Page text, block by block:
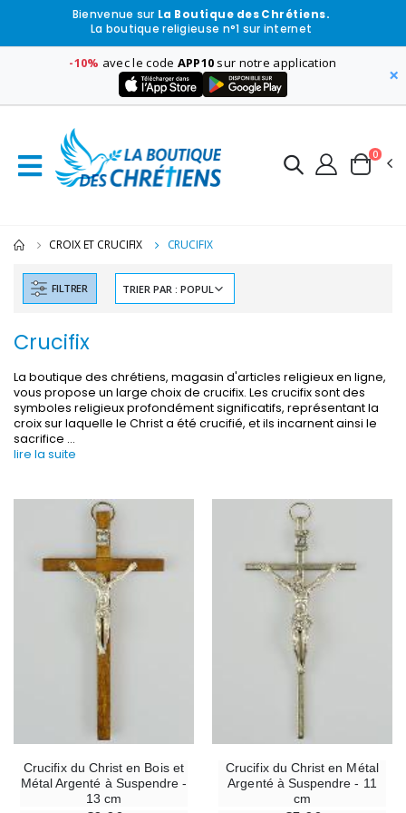
Bienvenue sur La Boutique des Chrétiens.
La boutique religieuse n°1 sur internet
-10% avec le code APP10 sur notre application
×
0
CROIX ET CRUCIFIX CRUCIFIX
FILTRER
Crucifix
La boutique des chrétiens, magasin d'articles religieux en ligne,
vous propose un large choix de crucifix. Les crucifix sont des
symboles religieux profondément significatifs, représentant la
croix sur laquelle le Christ a été crucifié, et ils incarnent ainsi le
sacrifice ...
lire la suite
Crucifix du Christ en Bois et
Métal Argenté à Suspendre -
13 cm
Crucifix du Christ en Métal
Argenté à Suspendre - 11
cm
-10%
€15.00
€21.90
-20%